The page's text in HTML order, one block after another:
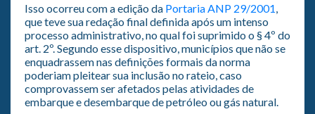
Isso ocorreu com a edição da Portaria ANP 29/2001,
que teve sua redação final definida após um intenso
processo administrativo, no qual foi suprimido o § 4º do
art. 2º. Segundo esse dispositivo, municípios que não se
enquadrassem nas definições formais da norma
poderiam pleitear sua inclusão no rateio, caso
comprovassem ser afetados pelas atividades de
embarque e desembarque de petróleo ou gás natural.